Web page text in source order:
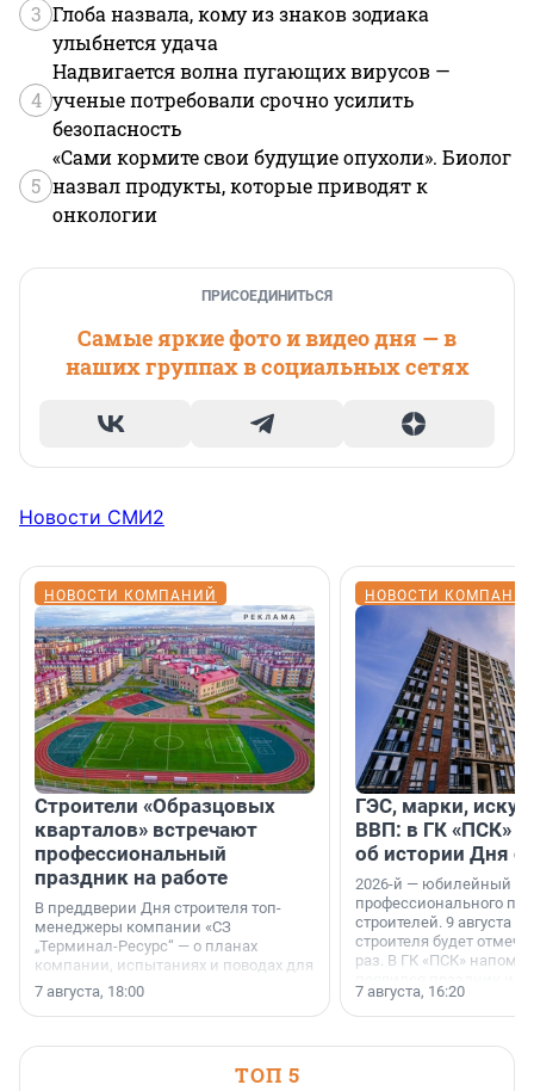
3 Глоба назвала, кому из знаков зодиака
улыбнется удача
4
Надвигается волна пугающих вирусов —
ученые потребовали срочно усилить
безопасность
5
«Сами кормите свои будущие опухоли». Биолог
назвал продукты, которые приводят к
онкологии
ПРИСОЕДИНИТЬСЯ
Самые яркие фото и видео дня — в
наших группах в социальных сетях
Новости СМИ2
НОВОСТИ КОМПАНИЙ
Строители «Образцовых
кварталов» встречают
профессиональный
праздник на работе
В преддверии Дня строителя топ-
менеджеры компании «СЗ
„Терминал-Ресурс“ — о планах
компании, испытаниях и поводах для
осторожного оптимизма.
7 августа, 18:00
НОВОСТИ
ГЭС, марки,
ВВП: в ГК «ПСК»
об истории Дня
2026-й — юбилейный
профессионального
строителей. 9 августа
строителя будет
раз. В ГК «ПСК»
поменялась роль
7 августа, 16:20
ТОП 5